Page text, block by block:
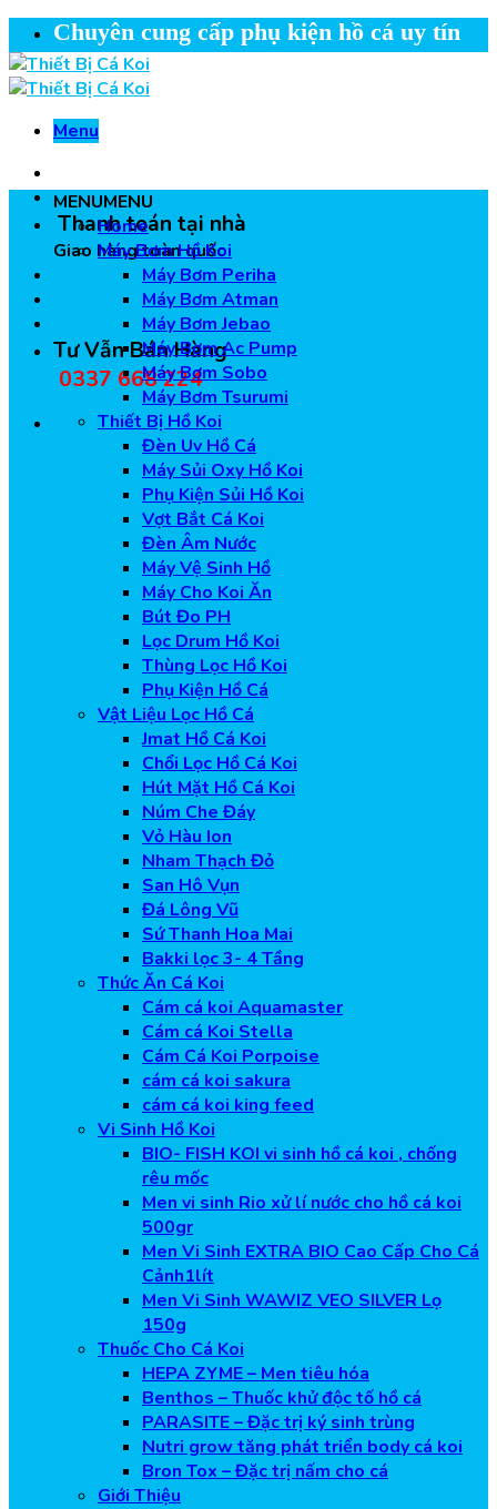
Skip
to
content
Chuyên cung cấp phụ kiện hồ cá uy tín
Menu
Thanh toán tại nhà
Giao hàng toàn quốc
Tư Vẫn Bán Hàng
0337 668 224
MENUMENU
Home
Máy Bơm Hồ Koi
Máy Bơm Periha
Máy Bơm Atman
Máy Bơm Jebao
Máy Bơm Ac Pump
Máy Bơm Sobo
Máy Bơm Tsurumi
Thiết Bị Hồ Koi
Đèn Uv Hồ Cá
Máy Sủi Oxy Hồ Koi
Phụ Kiện Sủi Hồ Koi
Vợt Bắt Cá Koi
Đèn Âm Nước
Máy Vệ Sinh Hồ
Máy Cho Koi Ăn
Bút Đo PH
Lọc Drum Hồ Koi
Thùng Lọc Hồ Koi
Phụ Kiện Hồ Cá
Vật Liệu Lọc Hồ Cá
Jmat Hồ Cá Koi
Chổi Lọc Hồ Cá Koi
Hút Mặt Hồ Cá Koi
Núm Che Đáy
Vỏ Hàu Ion
Nham Thạch Đỏ
San Hô Vụn
Đá Lông Vũ
Sứ Thanh Hoa Mai
Bakki lọc 3- 4 Tầng
Thức Ăn Cá Koi
Cám cá koi Aquamaster
Cám cá Koi Stella
Cám Cá Koi Porpoise
cám cá koi sakura
cám cá koi king feed
Vi Sinh Hồ Koi
BIO- FISH KOI vi sinh hồ cá koi , chống
rêu mốc
Men vi sinh Rio xử lí nước cho hồ cá koi
500gr
Men Vi Sinh EXTRA BIO Cao Cấp Cho Cá
Cảnh1lít
Men Vi Sinh WAWIZ VEO SILVER Lọ
150g
Thuốc Cho Cá Koi
HEPA ZYME – Men tiêu hóa
Benthos – Thuốc khử độc tố hồ cá
PARASITE – Đặc trị ký sinh trùng
Nutri grow tăng phát triển body cá koi
Bron Tox – Đặc trị nấm cho cá
Giới Thiệu